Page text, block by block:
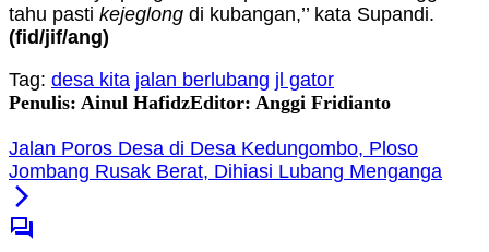
tahu pasti kejeglong di kubangan,’’ kata Supandi.
(fid/jif/ang)
Tag: desa kita jalan berlubang jl gator
Penulis: Ainul HafidzEditor: Anggi Fridianto
Jalan Poros Desa di Desa Kedungombo, Ploso
Jombang Rusak Berat, Dihiasi Lubang Menganga